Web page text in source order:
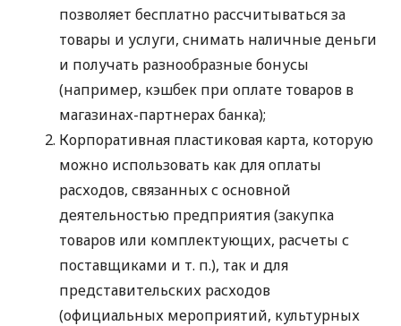
позволяет бесплатно рассчитываться за
товары и услуги, снимать наличные деньги
и получать разнообразные бонусы
(например, кэшбек при оплате товаров в
магазинах-партнерах банка);
Корпоративная пластиковая карта, которую
можно использовать как для оплаты
расходов, связанных с основной
деятельностью предприятия (закупка
товаров или комплектующих, расчеты с
поставщиками и т. п.), так и для
представительских расходов
(официальных мероприятий, культурных